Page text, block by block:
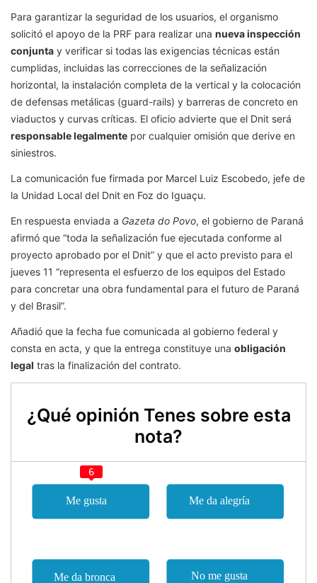
Para garantizar la seguridad de los usuarios, el organismo
solicitó el apoyo de la PRF para realizar una nueva inspección
conjunta y verificar si todas las exigencias técnicas están
cumplidas, incluidas las correcciones de la señalización
horizontal, la instalación completa de la vertical y la colocación
de defensas metálicas (guard-rails) y barreras de concreto en
viaductos y curvas críticas. El oficio advierte que el Dnit será
responsable legalmente por cualquier omisión que derive en
siniestros.
La comunicación fue firmada por Marcel Luiz Escobedo, jefe de
la Unidad Local del Dnit en Foz do Iguaçu.
En respuesta enviada a Gazeta do Povo, el gobierno de Paraná
afirmó que “toda la señalización fue ejecutada conforme al
proyecto aprobado por el Dnit” y que el acto previsto para el
jueves 11 “representa el esfuerzo de los equipos del Estado
para concretar una obra fundamental para el futuro de Paraná
y del Brasil”.
Añadió que la fecha fue comunicada al gobierno federal y
consta en acta, y que la entrega constituye una obligación
legal tras la finalización del contrato.
¿Qué opinión Tenes sobre esta
nota?
6